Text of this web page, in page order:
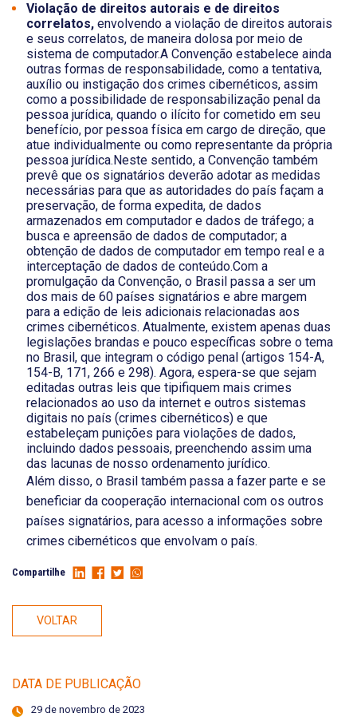
Violação de direitos autorais e de direitos
correlatos, envolvendo a violação de direitos autorais
e seus correlatos, de maneira dolosa por meio de
sistema de computador.A Convenção estabelece ainda
outras formas de responsabilidade, como a tentativa,
auxílio ou instigação dos crimes cibernéticos, assim
como a possibilidade de responsabilização penal da
pessoa jurídica, quando o ilícito for cometido em seu
benefício, por pessoa física em cargo de direção, que
atue individualmente ou como representante da própria
pessoa jurídica.Neste sentido, a Convenção também
prevê que os signatários deverão adotar as medidas
necessárias para que as autoridades do país façam a
preservação, de forma expedita, de dados
armazenados em computador e dados de tráfego; a
busca e apreensão de dados de computador; a
obtenção de dados de computador em tempo real e a
interceptação de dados de conteúdo.Com a
promulgação da Convenção, o Brasil passa a ser um
dos mais de 60 países signatários e abre margem
para a edição de leis adicionais relacionadas aos
crimes cibernéticos. Atualmente, existem apenas duas
legislações brandas e pouco específicas sobre o tema
no Brasil, que integram o código penal (artigos 154-A,
154-B, 171, 266 e 298). Agora, espera-se que sejam
editadas outras leis que tipifiquem mais crimes
relacionados ao uso da internet e outros sistemas
digitais no país (crimes cibernéticos) e que
estabeleçam punições para violações de dados,
incluindo dados pessoais, preenchendo assim uma
das lacunas de nosso ordenamento jurídico.
Além disso, o Brasil também passa a fazer parte e se
beneficiar da cooperação internacional com os outros
países signatários, para acesso a informações sobre
crimes cibernéticos que envolvam o país.
Compartilhe
VOLTAR
DATA DE PUBLICAÇÃO
29 de novembro de 2023